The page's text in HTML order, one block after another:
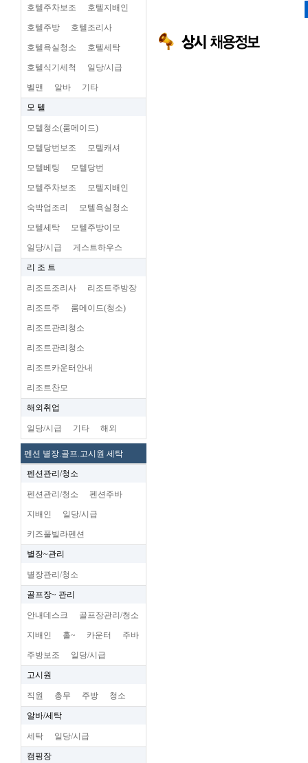
호텔주차보조 호텔지배인
호텔주방 호텔조리사
호텔욕실청소 호텔세탁
호텔식기세척 일당/시급
벨맨 알바 기타
모 텔
모텔청소(룸메이드)
모텔당번보조 모텔캐셔
모텔베팅 모텔당번
모텔주차보조 모텔지배인
숙박업조리 모텔욕실청소
모텔세탁 모텔주방이모
일당/시급 게스트하우스
리 조 트
리조트조리사 리조트주방장
리조트주 룸메이드(청소)
리조트관리청소
리조트관리청소
리조트카운터안내
리조트찬모
해외취업
일당/시급 기타 해외
펜션 별장.골프.고시원 세탁
펜션관리/청소
펜션관리/청소 펜션주바
지배인 일당/시급
키즈풀빌라펜션
별장~관리
별장관리/청소
골프장~ 관리
안내데스크 골프장관리/청소
지배인 홀~ 카운터 주바
주방보조 일당/시급
고시원
직원 총무 주방 청소
알바/세탁
세탁 일당/시급
캠핑장